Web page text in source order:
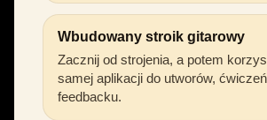
Wbudowany stroik gitarowy
Zacznij od strojenia, a potem
samej aplikacji do utworów,
feedbacku.